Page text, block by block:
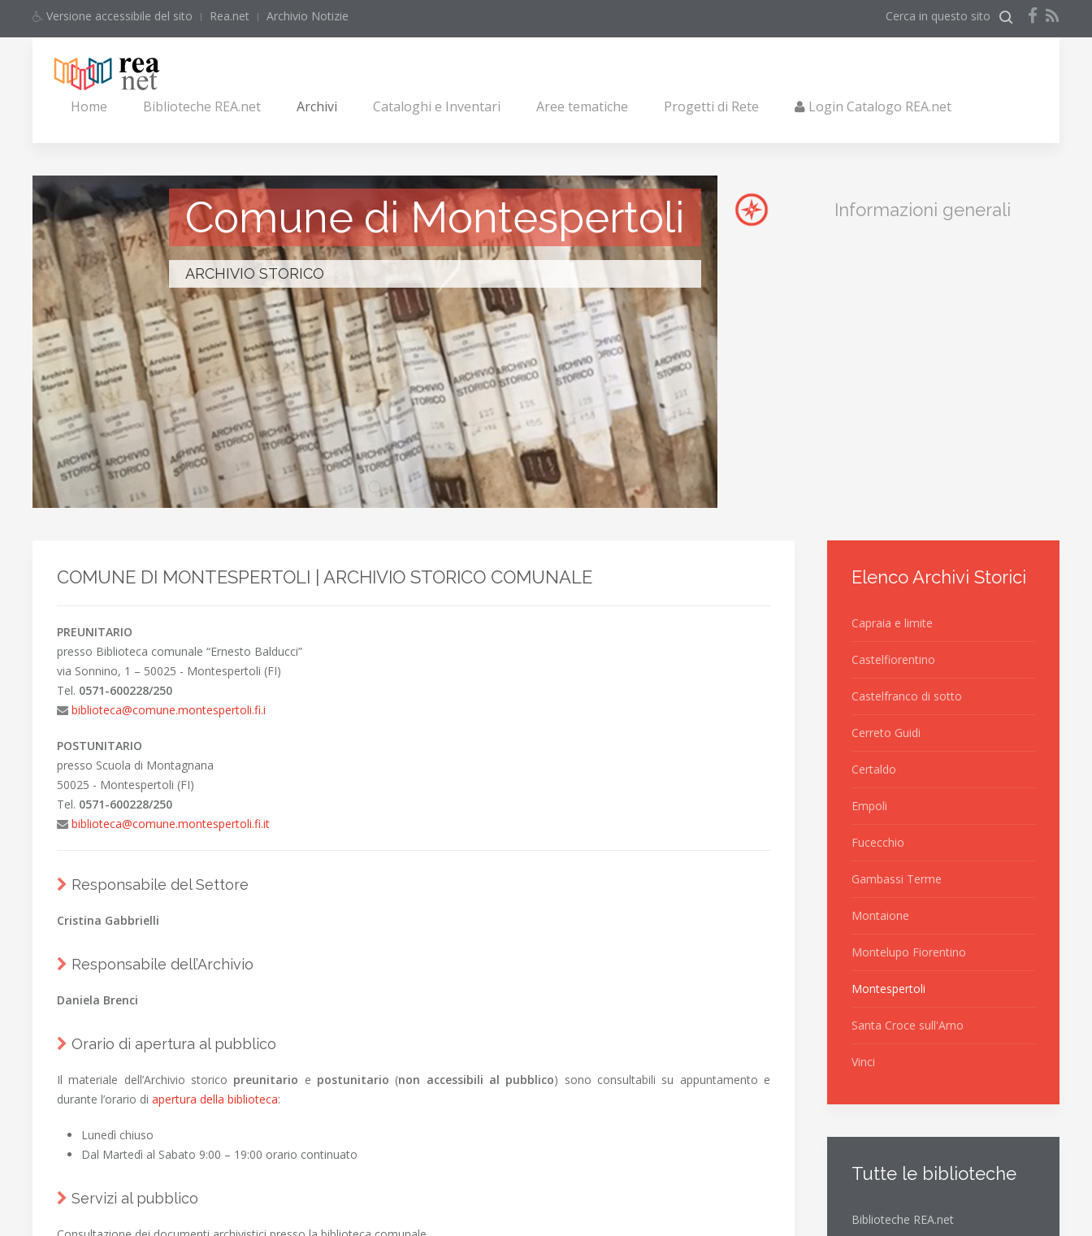
Versione accessibile del sito Rea.net Archivio Notizie Cerca in questo sito
Home Biblioteche REA.net Archivi Cataloghi e Inventari Aree tematiche Progetti di Rete Login Catalogo REA.net
Comune di Montespertoli
ARCHIVIO STORICO
Comune di Montespertoli
Informazioni generali
COMUNE DI MONTESPERTOLI | ARCHIVIO STORICO COMUNALE
PREUNITARIO
presso Biblioteca comunale “Ernesto Balducci”
via Sonnino, 1 – 50025 - Montespertoli (FI)
Tel. 0571-600228/250
biblioteca@comune.montespertoli.fi.i
POSTUNITARIO
presso Scuola di Montagnana
50025 - Montespertoli (FI)
Tel. 0571-600228/250
biblioteca@comune.montespertoli.fi.it
Responsabile del Settore
Cristina Gabbrielli
Responsabile dell’Archivio
Daniela Brenci
Orario di apertura al pubblico
Il materiale dell’Archivio storico preunitario e postunitario (non accessibili al pubblico) sono consultabili su appuntamento e
durante l’orario di apertura della biblioteca:
Lunedì chiuso
Dal Martedì al Sabato 9:00 – 19:00 orario continuato
Servizi al pubblico
Elenco Archivi Storici
Capraia e limite
Castelfiorentino
Castelfranco di sotto
Cerreto Guidi
Certaldo
Empoli
Fucecchio
Gambassi Terme
Montaione
Montelupo Fiorentino
Montespertoli
Santa Croce sull'Arno
Vinci
Tutte le biblioteche
Biblioteche REA.net